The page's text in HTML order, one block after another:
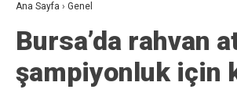
Ana Sayfa › Genel
Bursa’da rahvan
şampiyonluk için